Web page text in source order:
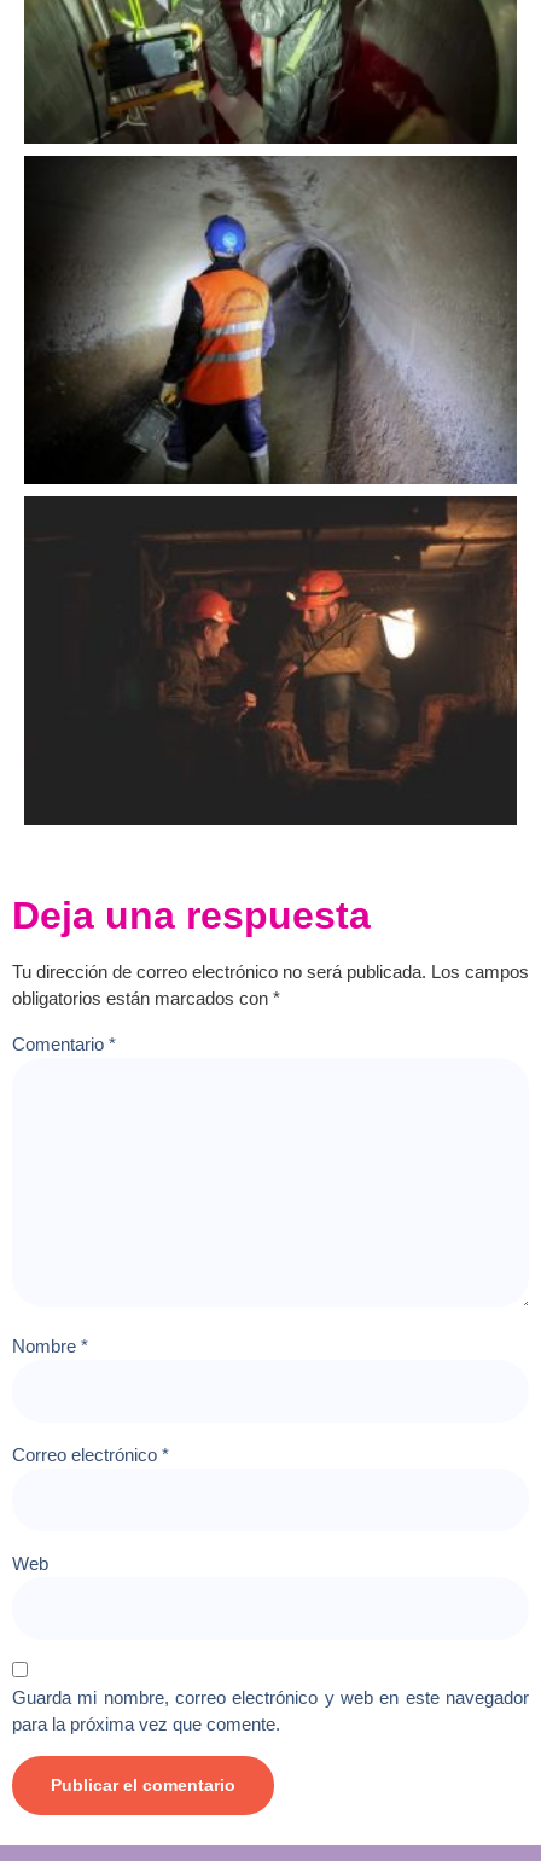
Deja una respuesta
Tu dirección de correo electrónico no será publicada. Los campos
obligatorios están marcados con *
Comentario *
Nombre *
Correo electrónico *
Web
Guarda mi nombre, correo electrónico y web en este navegador
para la próxima vez que comente.